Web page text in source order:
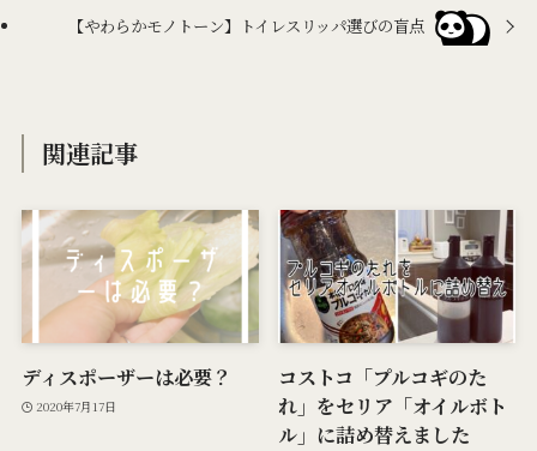
【やわらかモノトーン】トイレスリッパ選びの盲点
関連記事
ディスポーザーは必要？
2020年7月17日
コストコ「プルコギのた
れ」をセリア「オイルボト
ル」に詰め替えました